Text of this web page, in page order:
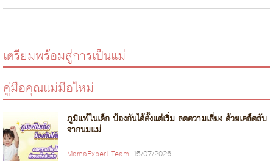
เตรียมพร้อมสู่การเป็นแม่
คู่มือคุณแม่มือใหม่
ภูมิแพ้ในเด็ก ป้องกันได้ตั้งแต่เริ่ม ลดความเสี่ยง ด้วยเคล็ดลับ
จากนมแม่
MamaExpert Team 15/07/2026